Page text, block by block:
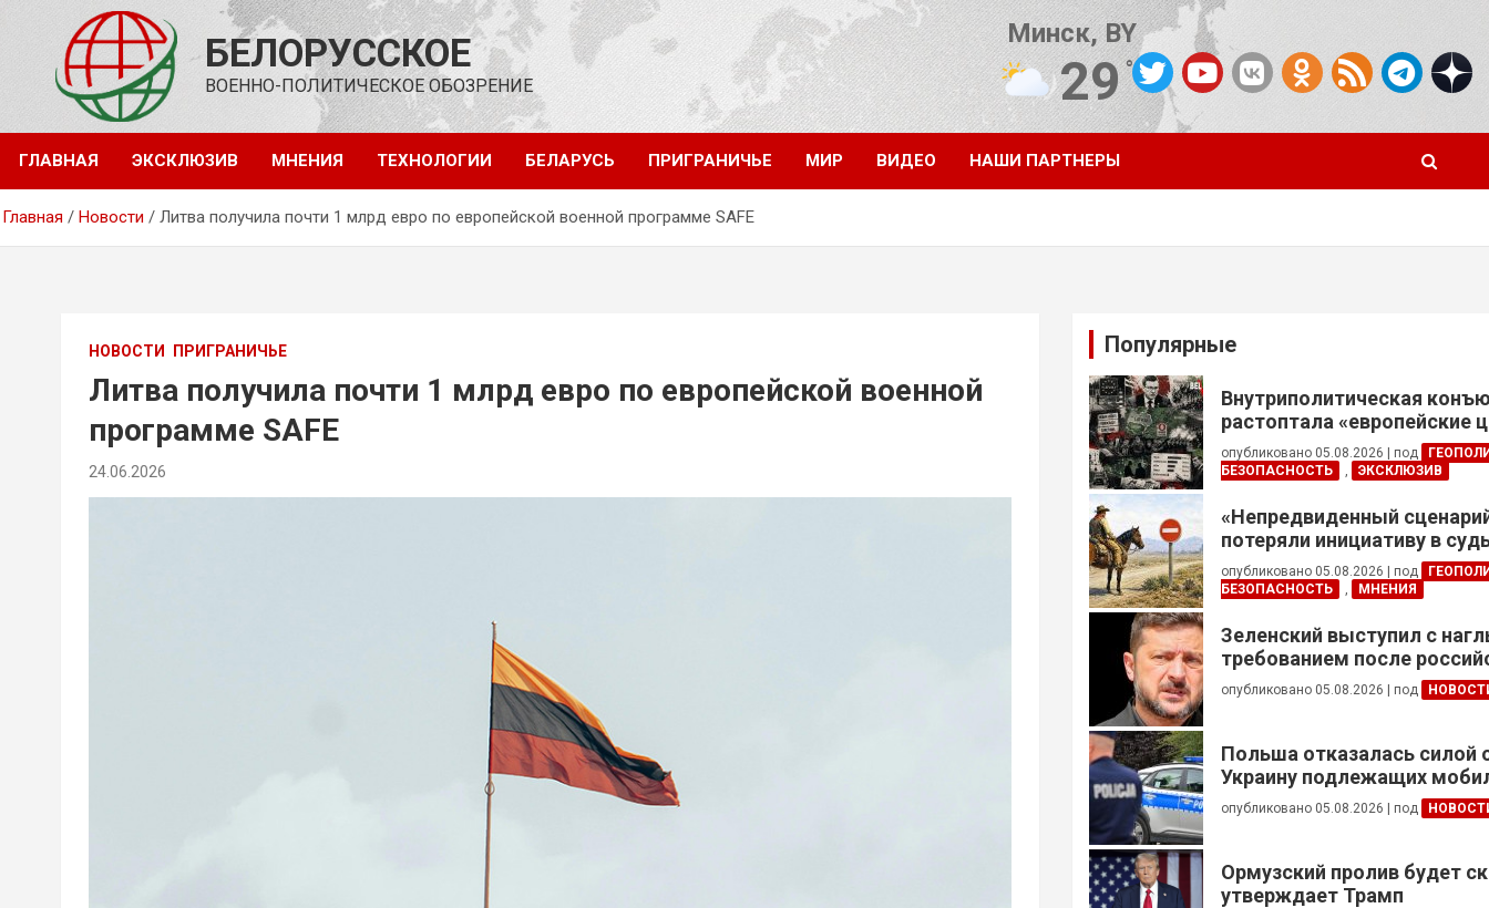
содержимому
БЕЛОРУССКОЕ
ВОЕННО-ПОЛИТИЧЕСКОЕ ОБОЗРЕНИЕ
Минск, BY
29°C
Погода от OpenWeatherMap
ГЛАВНАЯ ЭКСКЛЮЗИВ МНЕНИЯ ТЕХНОЛОГИИ БЕЛАРУСЬ ПРИГРАНИЧЬЕ МИР ВИДЕО НАШИ ПАРТНЕРЫ
Главная Новости Литва получила почти 1 млрд евро по европейской военной программе SAFE
НОВОСТИ ПРИГРАНИЧЬЕ
Литва получила почти 1 млрд евро по европейской военной
программе SAFE
24.06.2026
Популярные
Внутриполитическая
растоптала «европейские
опубликовано 05.08.2026 под
БЕЗОПАСНОСТЬ
, ЭКСКЛЮЗИВ
«Непредвиденный
потеряли инициативу в
конфликте
опубликовано 05.08.2026 под
БЕЗОПАСНОСТЬ
, МНЕНИЯ
Зеленский выступил с
требованием после
опубликовано 05.08.2026 под
Польша отказалась силой
Украину подлежащих
опубликовано 05.08.2026 под
Ормузский пролив будет
утверждает Трамп